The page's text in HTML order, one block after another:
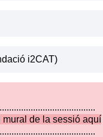
i2CAT)
mural de la sessió aquí